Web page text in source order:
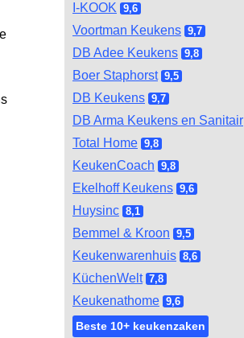
I-KOOK 9,6
Voortman Keukens 9,7
DB Adee Keukens 9,8
Boer Staphorst 9,5
DB Keukens 9,7
DB Arma Keukens en Sanitair
Total Home 9,8
KeukenCoach 9,8
Ekelhoff Keukens 9,6
Huysinc 8,1
Bemmel & Kroon 9,5
Keukenwarenhuis 8,6
KüchenWelt 7,8
Keukenathome 9,6
Beste 10+ keukenzaken